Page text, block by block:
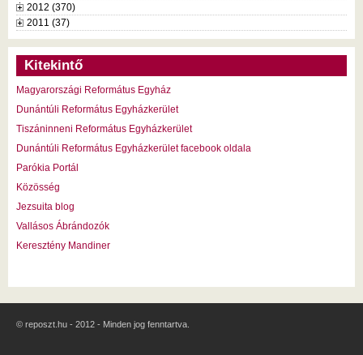
2012 (370)
2011 (37)
Kitekintő
Magyarországi Református Egyház
Dunántúli Református Egyházkerület
Tiszáninneni Református Egyházkerület
Dunántúli Református Egyházkerület facebook oldala
Parókia Portál
Közösség
Jezsuita blog
Vallásos Ábrándozók
Keresztény Mandiner
© reposzt.hu - 2012 - Minden jog fenntartva.